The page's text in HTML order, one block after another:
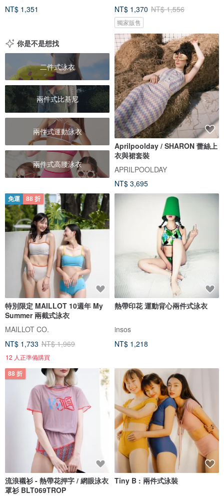
NT$ 1,351
NT$ 1,370 NT$ 1,556
獨家販售
你是不是想找
二件式泳衣
兩件式比基尼
兩件式運動泳衣
兩件式高腰泳衣
Aprilpoolday / SHARON 蕾絲上
衣與裙套裝
APRILPOOLDAY
NT$ 3,695
免運 88 折
特別限定 MAILLOT 10週年 My
Summer 兩截式泳衣
MAILLOT CO.
NT$ 1,733 NT$ 1,969
12 人正準備購買
熱帶印花 運動背心兩件式泳衣
insos
NT$ 1,218
88 折
流浪襯衫 - 熱帶花押字 / 網眼泳衣
罩衫 BLT069TROP
Tiny B : 兩件式泳裝